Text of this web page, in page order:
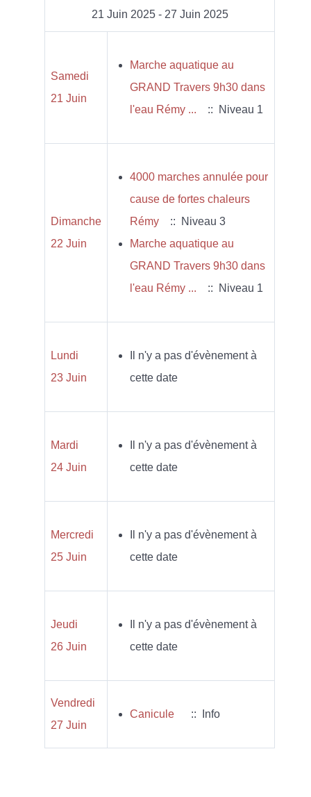
21 Juin 2025 - 27 Juin 2025
Samedi
21 Juin
Marche aquatique au
GRAND Travers 9h30 dans
l'eau Rémy ...
:: Niveau 1
Dimanche
22 Juin
4000 marches annulée pour
cause de fortes chaleurs
Rémy
:: Niveau 3
Marche aquatique au
GRAND Travers 9h30 dans
l'eau Rémy ...
:: Niveau 1
Lundi
23 Juin
Il n'y a pas d'évènement à
cette date
Mardi
24 Juin
Il n'y a pas d'évènement à
cette date
Mercredi
25 Juin
Il n'y a pas d'évènement à
cette date
Jeudi
26 Juin
Il n'y a pas d'évènement à
cette date
Vendredi
27 Juin
Canicule :: Info